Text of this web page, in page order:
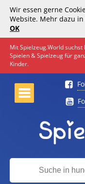
Wir essen gerne
Website. Mehr dazu
OK
Mit Spielzeug.World
Spielen & Spielzeug für
Kinder.